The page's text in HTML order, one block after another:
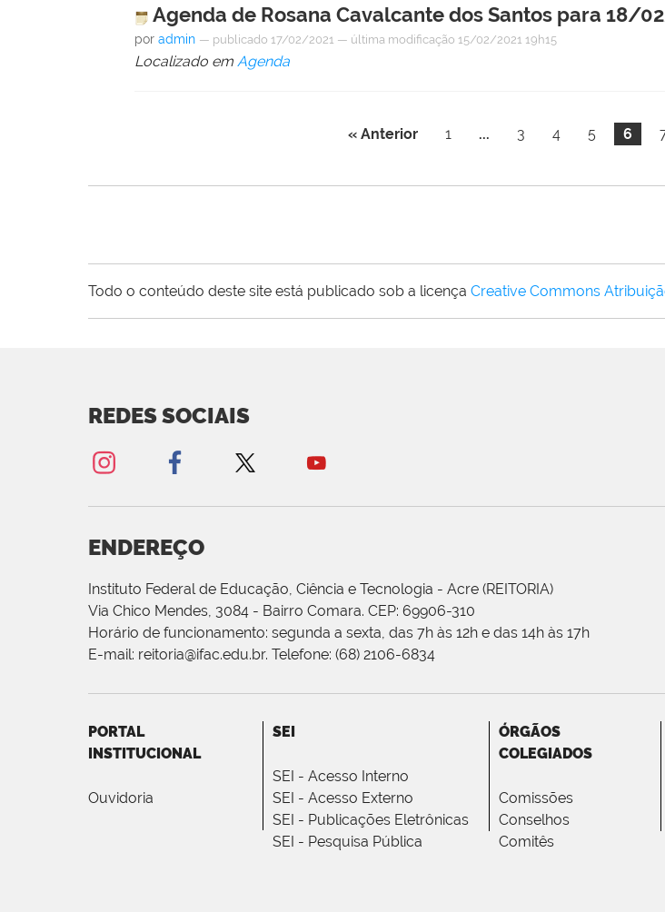
Agenda de Rosana Cavalcante dos Santos para 18/
por admin — publicado 17/02/2021 — última modificação 15/02/2021 19h15
Localizado em Agenda
« Anterior 1 ... 3 4 5 6
Todo o conteúdo deste site está publicado sob a licença Creative Commons
REDES SOCIAIS
ENDEREÇO
Instituto Federal de Educação, Ciência e Tecnologia - Acre (REITORIA)
Via Chico Mendes, 3084 - Bairro Comara. CEP: 69906-310
Horário de funcionamento: segunda a sexta, das 7h às 12h e das 14h às 17h
E-mail: reitoria@ifac.edu.br. Telefone: (68) 2106-6834
PORTAL
INSTITUCIONAL
Ouvidoria
SEI
SEI - Acesso Interno
SEI - Acesso Externo
SEI - Publicações Eletrônicas
SEI - Pesquisa Pública
ÓRGÃOS
COLEGIADOS
Comissões
Conselhos
Comitês